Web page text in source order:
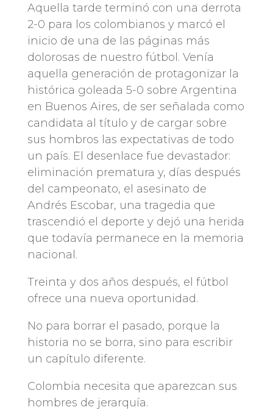
Aquella tarde terminó con una derrota
2-0 para los colombianos y marcó el
inicio de una de las páginas más
dolorosas de nuestro fútbol. Venía
aquella generación de protagonizar la
histórica goleada 5-0 sobre Argentina
en Buenos Aires, de ser señalada como
candidata al título y de cargar sobre
sus hombros las expectativas de todo
un país. El desenlace fue devastador:
eliminación prematura y, días después
del campeonato, el asesinato de
Andrés Escobar, una tragedia que
trascendió el deporte y dejó una herida
que todavía permanece en la memoria
nacional.
Treinta y dos años después, el fútbol
ofrece una nueva oportunidad.
No para borrar el pasado, porque la
historia no se borra, sino para escribir
un capítulo diferente.
Colombia necesita que aparezcan sus
hombres de jerarquía.